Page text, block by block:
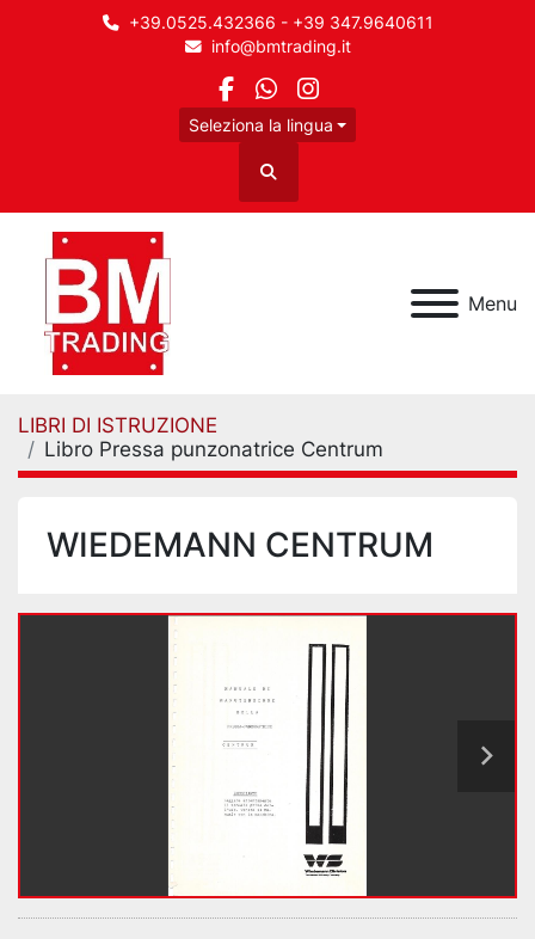
+39.0525.432366 - +39 347.9640611
info@bmtrading.it
facebook
whatsapp
instagram
Seleziona la lingua
Cerca
Menu
LIBRI DI ISTRUZIONE
Libro Pressa punzonatrice Centrum
WIEDEMANN CENTRUM